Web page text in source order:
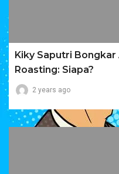
Kiky Saputri
Roasting: Siapa?
2 years ago